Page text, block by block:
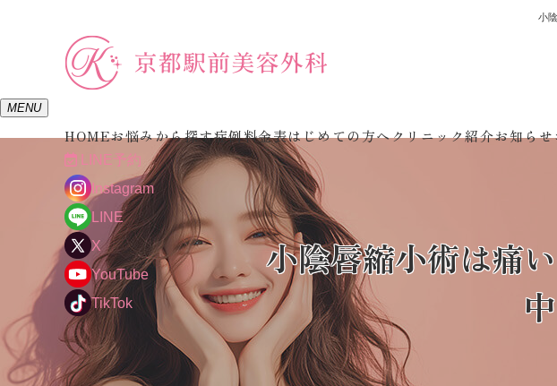
小
MENU
HOMEお悩みから探す症例料金表はじめての方へクリニック紹介お知らせ
LINE予約
Instagram
LINE
X
YouTube
TikTok
小陰唇縮小術は痛